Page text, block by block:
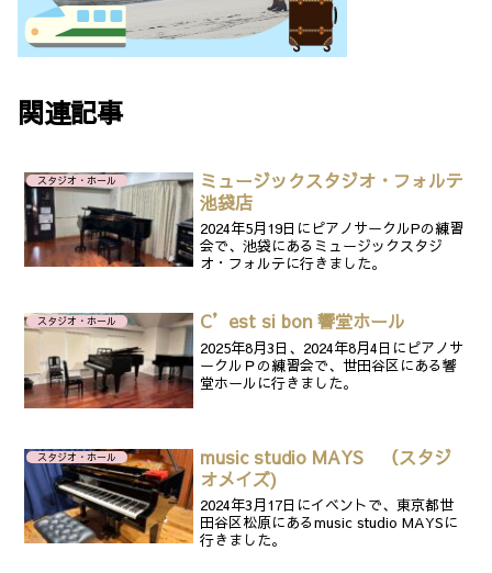
関連記事
スタジオ・ホール
ミュージックスタジオ・フォルテ
池袋店
2024年5月19日にピアノサークルPの練習
会で、池袋にあるミュージックスタジ
オ・フォルテに行きました。
スタジオ・ホール C’est si bon 響堂ホール
2025年8月3日、2024年8月4日にピアノサ
ークルＰの練習会で、世田谷区にある響
堂ホールに行きました。
スタジオ・ホール
music studio MAYS （スタジ
オメイズ)
2024年3月17日にイベントで、東京都世
田谷区松原にあるmusic studio MAYSに
行きました。